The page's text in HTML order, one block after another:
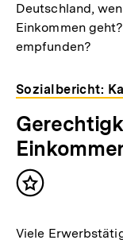
Deutschland,
Einkommen
empfunden?
Sozialbericht:
Inhalt
Viele